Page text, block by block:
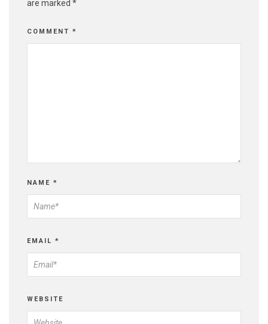
are marked *
COMMENT *
NAME *
EMAIL *
WEBSITE